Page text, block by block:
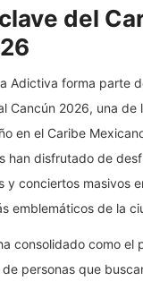
del
Adictiva forma parte
Cancún 2026, una de
en el Caribe
han disfrutado de
y conciertos masivos
emblemáticos de la
consolidado como el
personas que